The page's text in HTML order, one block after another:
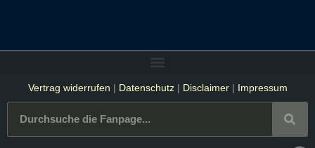
Vertrag widerrufen | Datenschutz| Disclaimer| Impressum